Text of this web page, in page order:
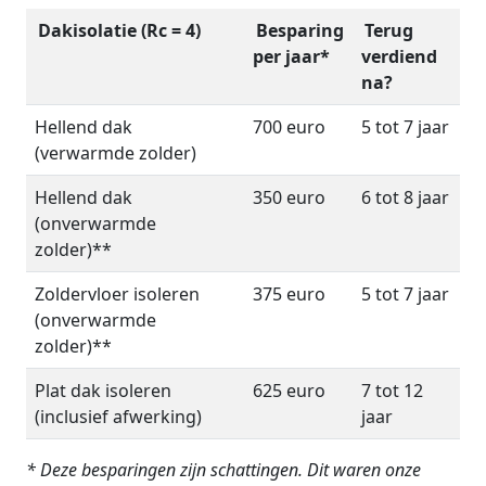
Dakisolatie (Rc = 4)
Besparing
per jaar*
Terug
verdiend
na?
Hellend dak
(verwarmde zolder)
700 euro 5 tot 7 jaar
Hellend dak
(onverwarmde
zolder)**
350 euro 6 tot 8 jaar
Zoldervloer isoleren
(onverwarmde
zolder)**
375 euro 5 tot 7 jaar
Plat dak isoleren
(inclusief afwerking)
625 euro
7 tot 12
jaar
* Deze besparingen zijn schattingen. Dit waren onze